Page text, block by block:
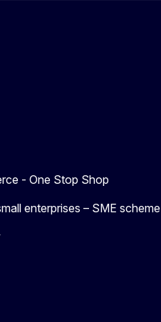
- One Stop Shop
enterprises – SME scheme